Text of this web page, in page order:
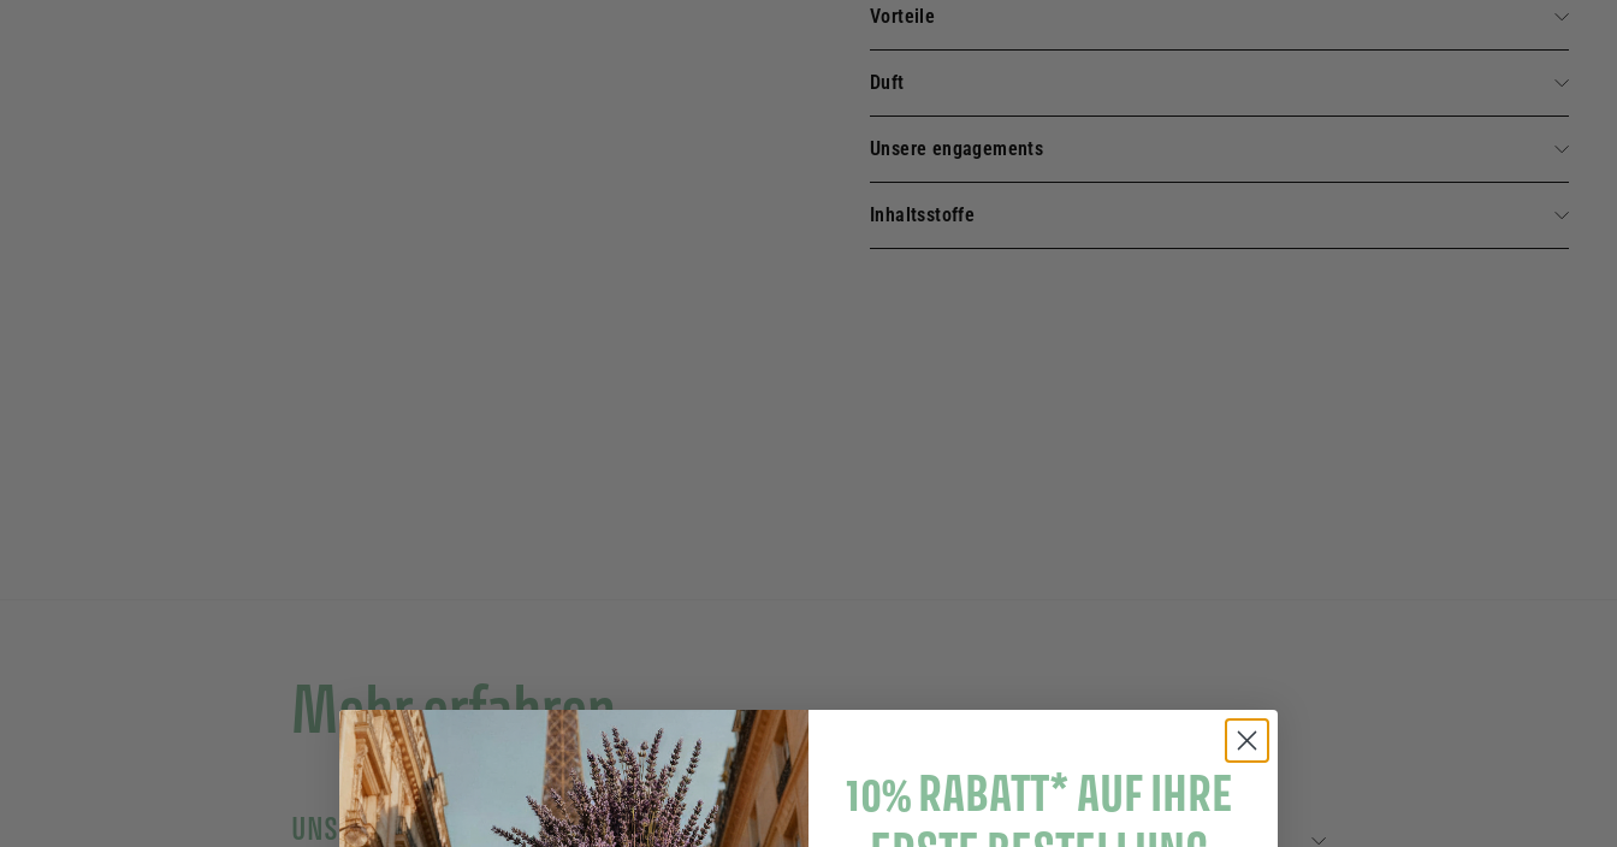
Vorteile
Duft
Unsere engagements
Inhaltsstoffe
Mehr erfahren
UNSER WIRKSTOFF
10% RABATT* AUF IHRE